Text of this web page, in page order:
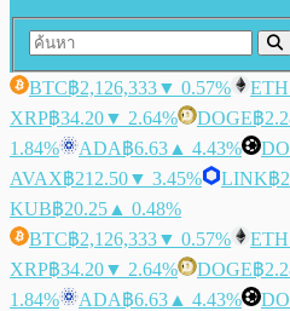
BTC฿2,126,333▼ 0.57% ETH
XRP฿34.20▼ 2.64% DOGE฿
1.84%
ADA฿6.63 ▲ 4.43%
AVAX฿212.50▼ 3.45% LINK฿
KUB฿20.25 ▲ 0.48%
BTC฿2,126,333▼ 0.57% ETH
XRP฿34.20▼ 2.64% DOGE฿
1.84%
ADA฿6.63 ▲ 4.43%